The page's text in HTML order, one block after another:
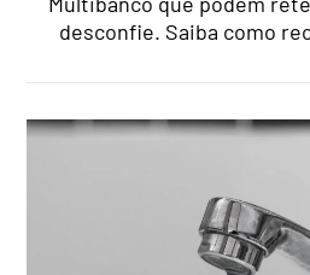
desconfie. Saiba como